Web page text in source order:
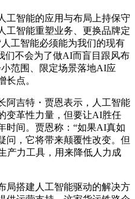
智能的应用与布局上持保守
工智能重塑业务、更换品牌定
工智能必须能为我们的现有
们不会为了做AI而盲目跟风布
范围、限定场景落地AI应
长点。
吉特・贾恩表示，人工智能
变革性力量，但要让AI胜任
时间。贾恩称：“如果AI真如
问，它将带来颠覆性改变。但
产力工具，用来降低人力成
搭建人工智能驱动的解决方